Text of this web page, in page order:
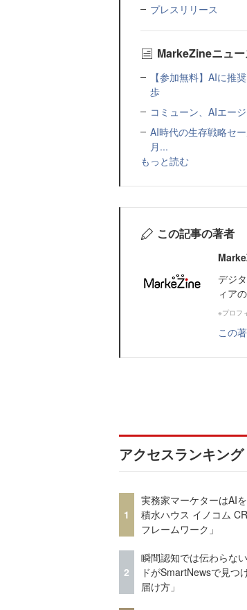
プレスリリース
MarkeZineニュ
【参加無料】AIに推
歩
コミューン、AIエー
AI時代の生存戦略セ
月...
もっと読む
この記事の著者
デジ
ィア
※プロフ
この
アクセスランキング
1
実務家マーケターはAI
積水ハウス イノコム
フレームワーク」
2
瞬間認知では伝わらな
ドがSmartNewsで見つ
届け方」